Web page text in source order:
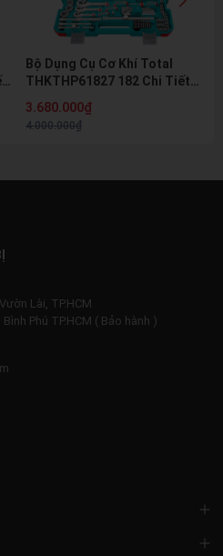
Bộ Dụng Cụ Cơ Khí Total
THKTHP61827 182 Chi Tiết
Chuyên Nghiệp
3.680.000₫
4.000.000₫
Lài, TP.HCM
Phú TP.HCM ( Bảo hành )